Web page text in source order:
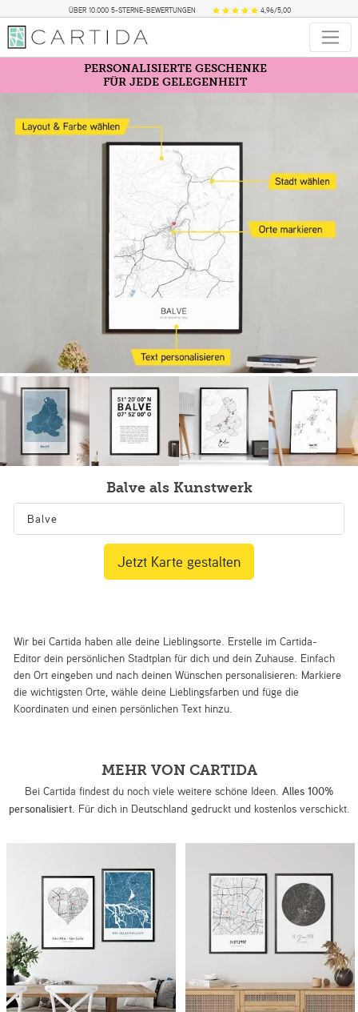
ÜBER 10.000 5-STERNE-BEWERTUNGEN 4,96/5,00
PERSONALISIERTE GESCHENKE
FÜR JEDE GELEGENHEIT
Balve als Kunstwerk
Wir bei Cartida haben alle deine Lieblingsorte. Erstelle im Cartida-
Editor dein persönlichen Stadtplan für dich und dein Zuhause. Einfach
den Ort eingeben und nach deinen Wünschen personalisieren: Markiere
die wichtigsten Orte, wähle deine Lieblingsfarben und füge die
Koordinaten und einen persönlichen Text hinzu.
Jetzt Karte gestalten
MEHR VON CARTIDA
Bei Cartida findest du noch viele weitere schöne Ideen. Alles 100%
personalisiert. Für dich in Deutschland gedruckt und kostenlos verschickt.